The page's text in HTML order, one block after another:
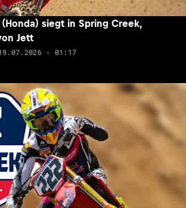
siegt in Spring Creek,
Jett
- 01:17